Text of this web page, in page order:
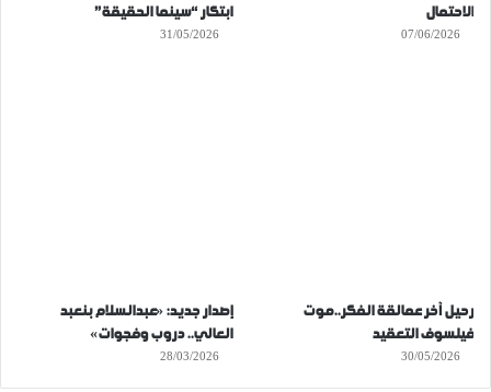
الاحتمال
07/06/2026
ابتكار “سينما الحقيقة”
31/05/2026
رحيل آخر عمالقة الفكر..موت
فيلسوف التعقيد
30/05/2026
إصدار جديد: «عبدالسلام بنعبد
العالي.. دروب وفجوات»
28/03/2026